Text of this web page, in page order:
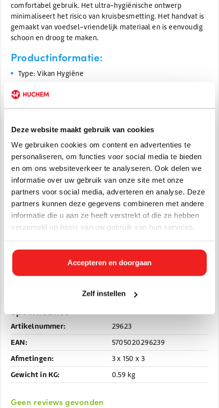
Deze website maakt gebruik van cookies
We gebruiken cookies om content en advertenties te
personaliseren, om functies voor social media te bieden
en om ons websiteverkeer te analyseren. Ook delen we
informatie over uw gebruik van onze site met onze
partners voor social media, adverteren en analyse. Deze
partners kunnen deze gegevens combineren met andere
informatie die u aan ze heeft verstrekt of die ze hebben
verzameld op basis van uw gebruik van hun services.
Accepteren en doorgaan
Zelf instellen
comfortabel gebruik. Het ultra-hygiënische ontwerp
minimaliseert het risico van kruisbesmetting. Het handvat is
gemaakt van voedsel-vriendelijk materiaal en is eenvoudig
schoon en droog te maken.
Productinformatie:
Type: Vikan Hygiëne
Materiaal: kunststof, polypropyleen
verkrijgbaar:
Blauw
Groen
Rood
Wit
Geel
Oranje
Zwart
Artikelnummer: 29623
EAN: 5705020296239
Afmetingen: 3 x 150 x 3
Gewicht in KG: 0.59 kg
Geen reviews gevonden